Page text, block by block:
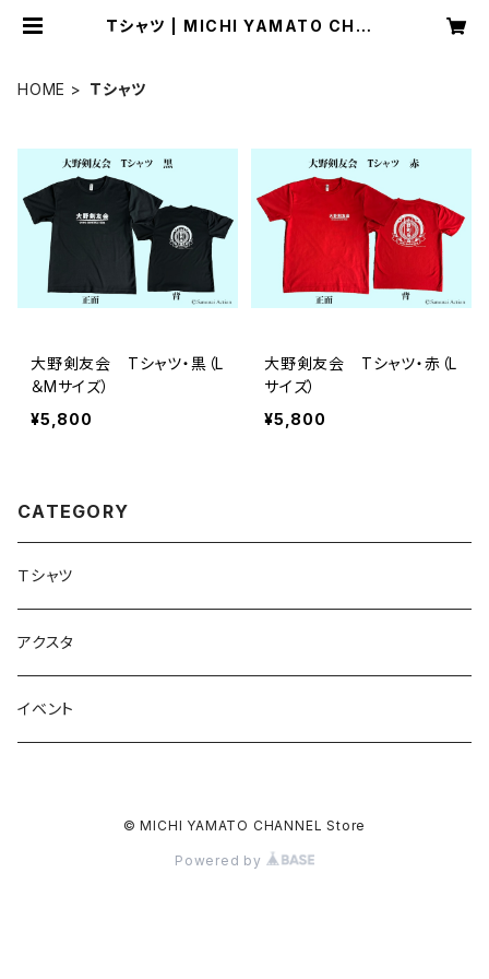
Ｔシャツ | MICHI YAMATO CHAN
HOME Ｔシャツ
大野剣友会 Tシャツ・黒（L
＆Mサイズ）
¥5,800
大野剣友会 Tシャツ・赤（L
サイズ）
¥5,800
CATEGORY
Ｔシャツ
アクスタ
イベント
© MICHI YAMATO CHANNEL Store
Powered by